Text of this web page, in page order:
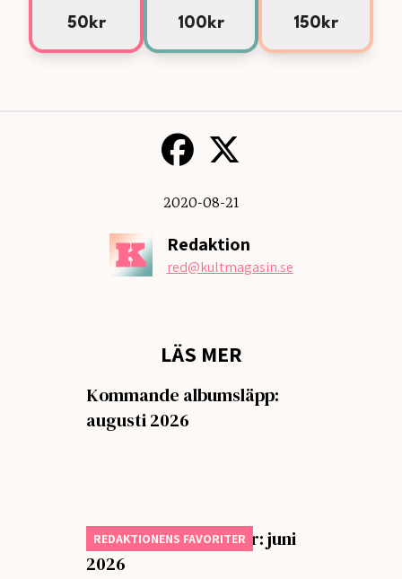
50kr 100kr 150kr
2020-08-21
Redaktion
red@kultmagasin.se
LÄS MER
Kommande albumsläpp:
augusti 2026
REDAKTIONENS FAVORITER
Månadens bästa låtar: juni
2026